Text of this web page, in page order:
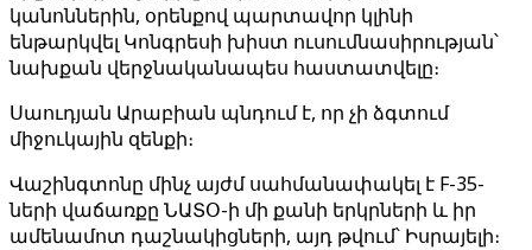
կանոններին, օրենքով պարտավոր կլինի
ենթարկվել Կոնգրեսի խիստ ուսումնասիրության՝
նախքան վերջնականապես հաստատվելը։
Սաուդյան Արաբիան պնդում է, որ չի ձգտում
միջուկային զենքի։
Վաշինգտոնը մինչ այժմ սահմանափակել է F-35-
ների վաճառքը ՆԱՏՕ-ի մի քանի երկրների և իր
ամենամոտ դաշնակիցների, այդ թվում՝ Իսրայելի։